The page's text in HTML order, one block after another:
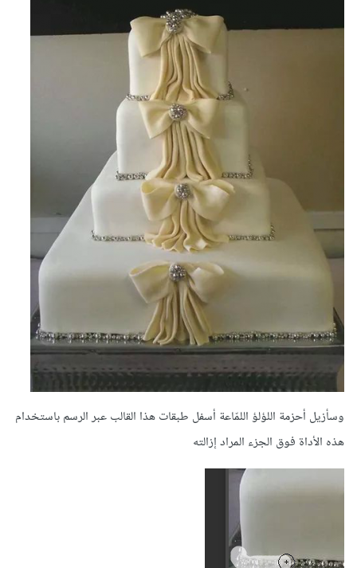
وسأزيل أحزمة اللؤلؤ اللمّاعة أسفل طبقات هذا القالب عبر الرسم باستخدام
هذه الأداة فوق الجزء المراد إزالته